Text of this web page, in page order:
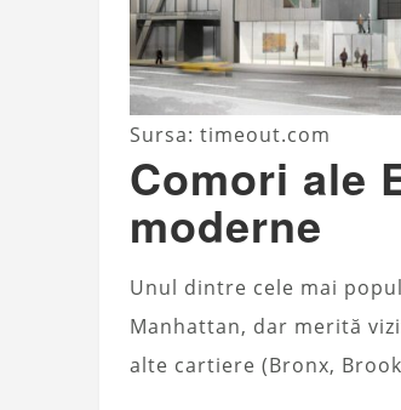
Sursa: timeout.com
Comori ale
moderne
Unul dintre cele mai
Manhattan, dar merită
alte cartiere (Bronx,